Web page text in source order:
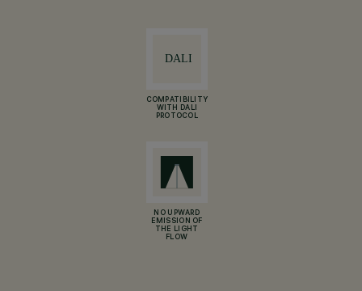
COMPATIBILITY
WITH DALI
PROTOCOL
NO UPWARD
EMISSION OF
THE LIGHT
FLOW